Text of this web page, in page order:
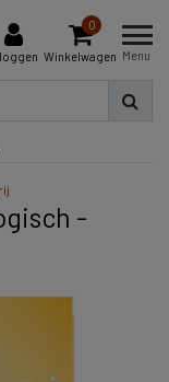
0
Winkelwagen Menu
-